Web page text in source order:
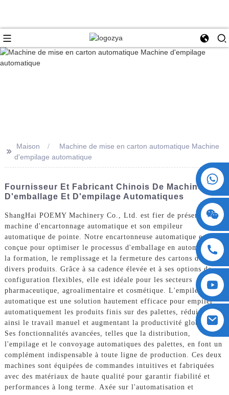
>>
Maison
Machine de mise en carton automatique Machine
d'empilage automatique
Fournisseur Et Fabricant Chinois De Machines
D'emballage Et D'empilage Automatiques
ShangHai POEMY Machinery Co., Ltd. est fier de présenter sa
machine d'encartonnage automatique et son empileur
automatique de pointe. Notre encartonneuse automatique est
conçue pour optimiser le processus d'emballage en automatisant
la formation, le remplissage et la fermeture des cartons de
divers produits. Grâce à sa cadence élevée et à ses options de
configuration flexibles, elle est idéale pour les secteurs
pharmaceutique, agroalimentaire et cosmétique. L'empileur
automatique est une solution hautement efficace pour empiler
automatiquement les produits finis sur des palettes, réduisant
ainsi le travail manuel et augmentant la productivité globale.
Ses fonctionnalités avancées, telles que la distribution,
l'empilage et le convoyage automatiques des palettes, en font un
complément indispensable à toute ligne de production. Ces deux
machines sont équipées de commandes intuitives et fabriquées
avec des matériaux de haute qualité pour garantir fiabilité et
performances à long terme. Axée sur l'automatisation et